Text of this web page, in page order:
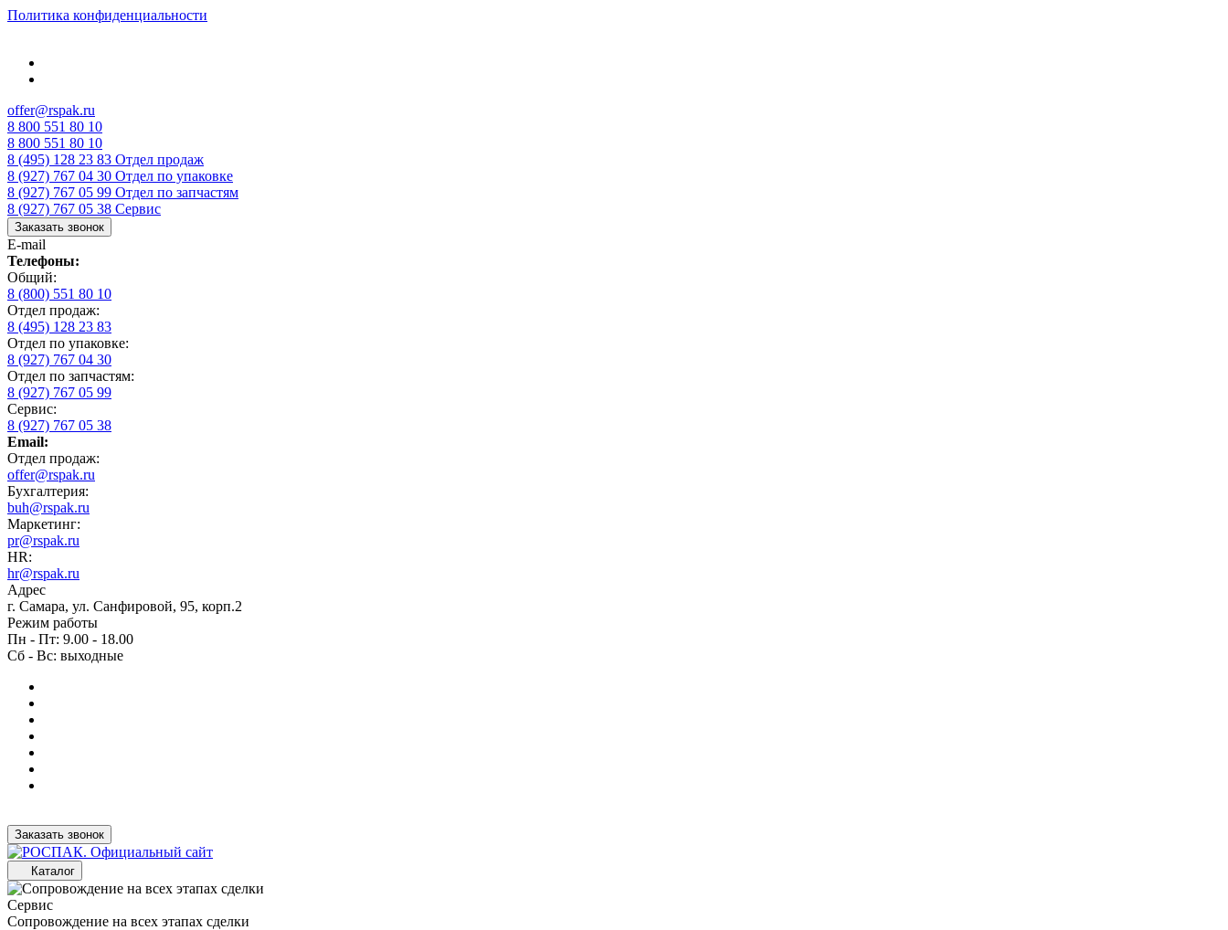
Политика конфиденциальности
offer@rspak.ru
8 800 551 80 10
8 800 551 80 10
8 (495) 128 23 83 Отдел продаж
8 (927) 767 04 30 Отдел по упаковке
8 (927) 767 05 99 Отдел по запчастям
8 (927) 767 05 38 Сервис
Заказать звонок
E-mail
Телефоны:
Общий:
8 (800) 551 80 10
Отдел продаж:
8 (495) 128 23 83
Отдел по упаковке:
8 (927) 767 04 30
Отдел по запчастям:
8 (927) 767 05 99
Сервис:
8 (927) 767 05 38
Email:
Отдел продаж:
offer@rspak.ru
Бухгалтерия:
buh@rspak.ru
Маркетинг:
pr@rspak.ru
HR:
hr@rspak.ru
Адрес
г. Самара, ул. Санфировой, 95, корп.2
Режим работы
Пн - Пт: 9.00 - 18.00
Сб - Вс: выходные
Заказать звонок
Каталог
Сервис
Сопровождение на всех этапах сделки